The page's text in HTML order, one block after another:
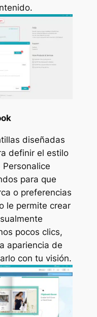
diseñadas
definir el estilo
para que
o preferencias
le permite crear
pocos clics,
apariencia de
con tu visión.